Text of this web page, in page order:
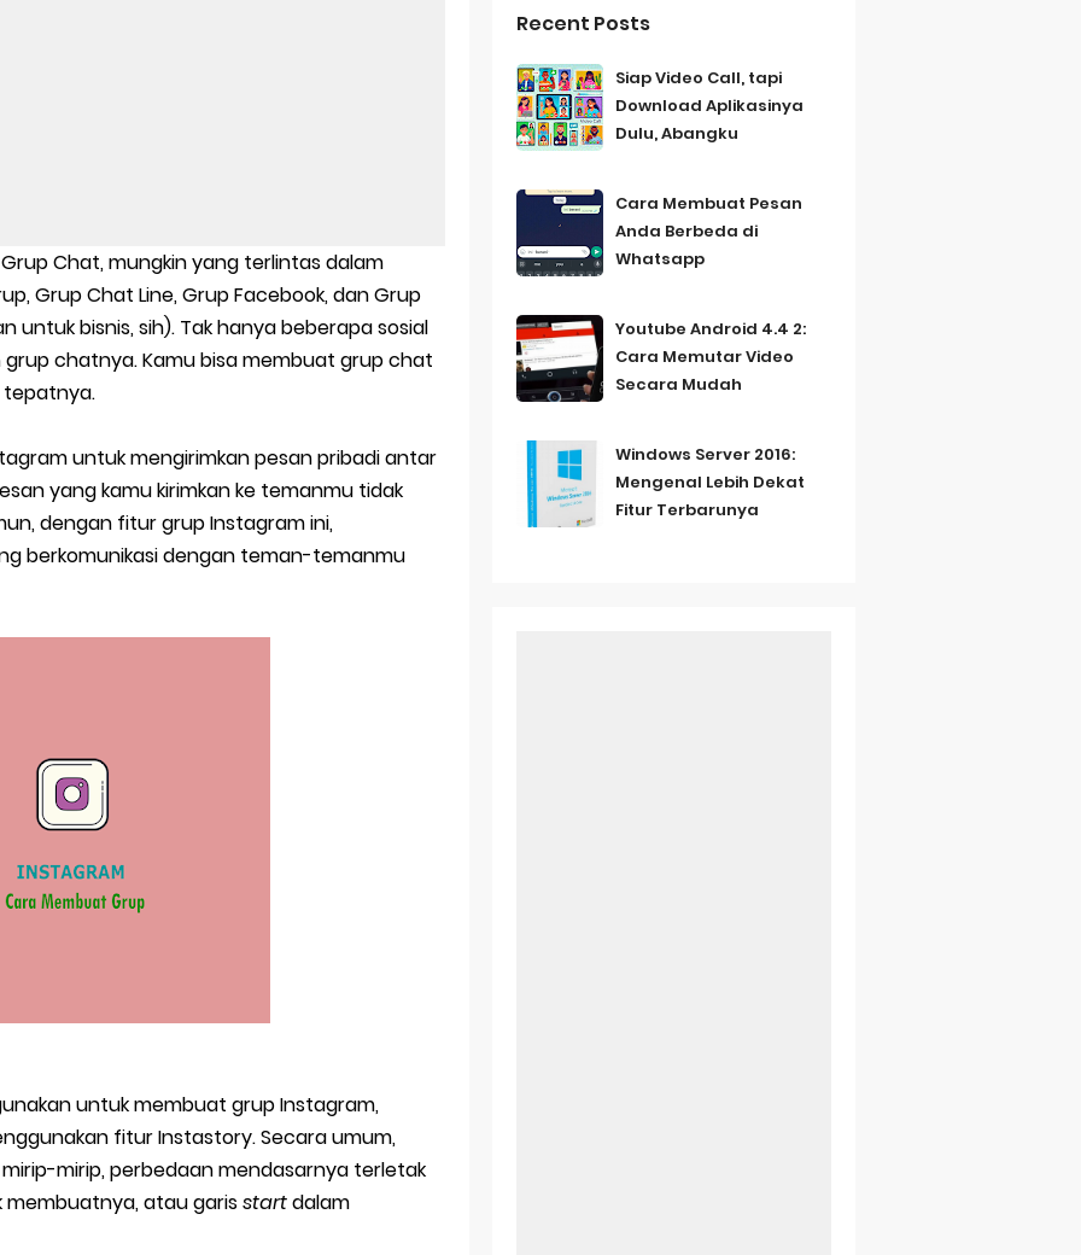
Windows 10: Solusi Terbaik Untuk Kebutuhan Komputasi Anda
Bangsa
Universal: Solusi Praktis Untuk Kendaraan Anda
Cara Mudah Membuat Dan Menyimpan Foto Grup Whatsapp
Panggilan Di Ig
Apa Itu Dan Bagaimana Cara Menggunakannya
Windows Ori
tapi Download Aplikasinya Dulu, Abangku
Chat, mungkin yang terlintas dalam
Grup Chat Line, Grup Facebook, dan Grup
untuk bisnis, sih). Tak hanya beberapa sosial
chatnya. Kamu bisa membuat grup chat
tepatnya.
untuk mengirimkan pesan pribadi antar
yang kamu kirimkan ke temanmu tidak
dengan fitur grup Instagram ini,
berkomunikasi dengan teman-temanmu
untuk membuat grup Instagram,
fitur Instastory. Secara umum,
mirip, perbedaan mendasarnya terletak
atau garisstartdalam
Recent Posts
Siap Video Call, tapi
Download Aplikasinya
Dulu, Abangku
Cara Membuat Pesan
Anda Berbeda di
Whatsapp
Youtube Android 4.4 2:
Cara Memutar Video
Secara Mudah
Windows Server 2016:
Mengenal Lebih Dekat
Fitur Terbarunya